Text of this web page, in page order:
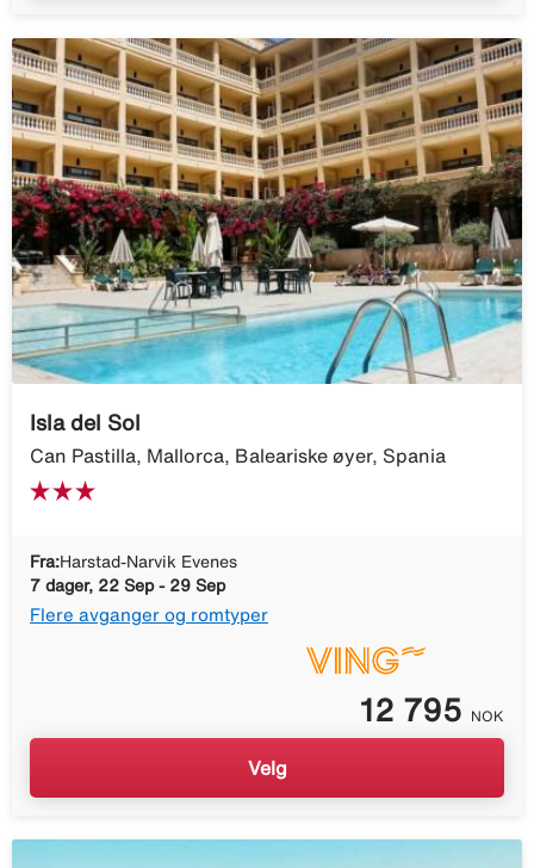
Isla del Sol
Can Pastilla, Mallorca, Baleariske øyer, Spania
Fra:Harstad-Narvik Evenes
7 dager, 22 Sep - 29 Sep
Flere avganger og romtyper
12 795 NOK
Velg